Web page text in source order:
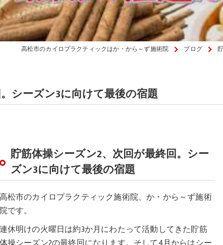
高松市のカイロプラクティックはか・から～ず施術院 ブログ
シーズン3に向けて最後の宿題
貯筋体操シーズン2、次回が最終回。シー
ズン3に向けて最後の宿題
松市のカイロプラクティック施術院、か・から～ず施術
です。
休明けの火曜日は約3か月にわたって活動してきた貯筋